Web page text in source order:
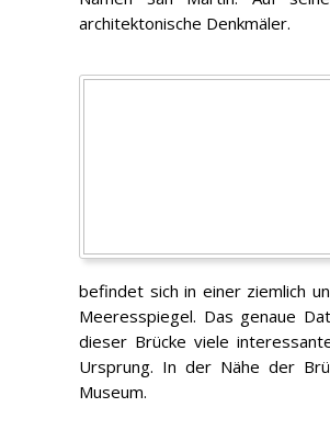
architektonische Denkmäler.
befindet sich in einer ziemlich
Meeresspiegel. Das genaue
dieser Brücke viele
Ursprung. In der Nähe der
Museum.